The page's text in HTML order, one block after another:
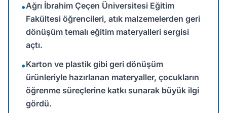
•Ağrı İbrahim Çeçen Üniversitesi Eğitim
Fakültesi öğrencileri, atık malzemelerden geri
dönüşüm temalı eğitim materyalleri sergisi
açtı.
•Karton ve plastik gibi geri dönüşüm
ürünleriyle hazırlanan materyaller, çocukların
öğrenme süreçlerine katkı sunarak büyük ilgi
gördü.